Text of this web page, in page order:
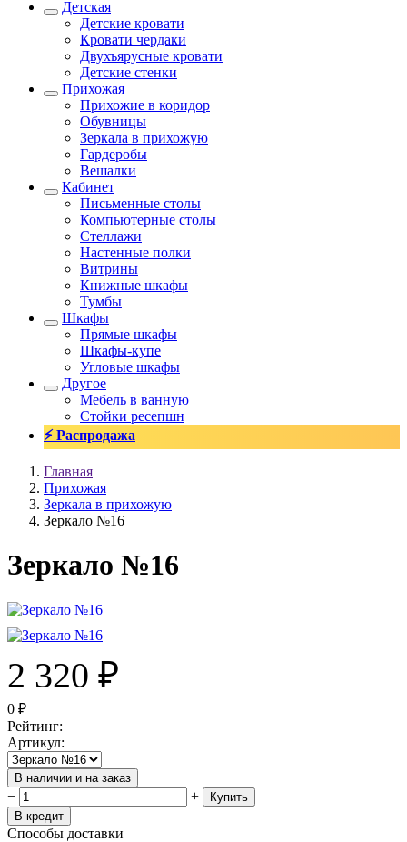
Детская
Детские кровати
Кровати чердаки
Двухъярусные кровати
Детские стенки
Прихожая
Прихожие в коридор
Обувницы
Зеркала в прихожую
Гардеробы
Вешалки
Кабинет
Письменные столы
Компьютерные столы
Стеллажи
Настенные полки
Витрины
Книжные шкафы
Тумбы
Шкафы
Прямые шкафы
Шкафы-купе
Угловые шкафы
Другое
Мебель в ванную
Стойки ресепшн
⚡ Распродажа
Главная
Прихожая
Зеркала в прихожую
Зеркало №16
Зеркало №16
2 320 ₽
0 ₽
Рейтинг:
Артикул:
В наличии и на заказ
− +
Купить
В кредит
Способы доставки